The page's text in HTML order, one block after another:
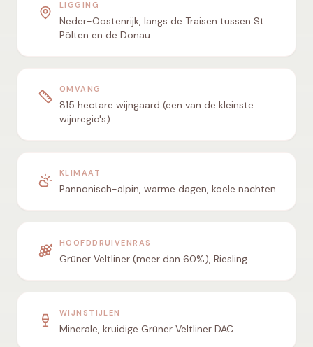
LIGGING
Neder-Oostenrijk, langs de Traisen tussen St.
Pölten en de Donau
OMVANG
815 hectare wijngaard (een van de kleinste
wijnregio's)
KLIMAAT
Pannonisch-alpin, warme dagen, koele nachten
HOOFDDRUIVENRAS
Grüner Veltliner (meer dan 60%), Riesling
WIJNSTIJLEN
Minerale, kruidige Grüner Veltliner DAC